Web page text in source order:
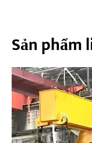
Sản phẩm